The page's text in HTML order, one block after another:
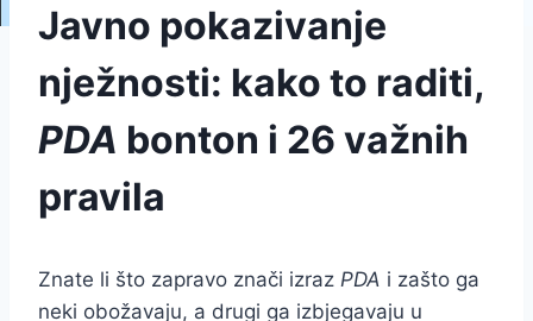
Javno pokazivanje
nježnosti: kako to raditi,
PDA bonton i 26 važnih
pravila
Znate li što zapravo znači izraz PDA i zašto ga
neki obožavaju, a drugi ga izbjegavaju u